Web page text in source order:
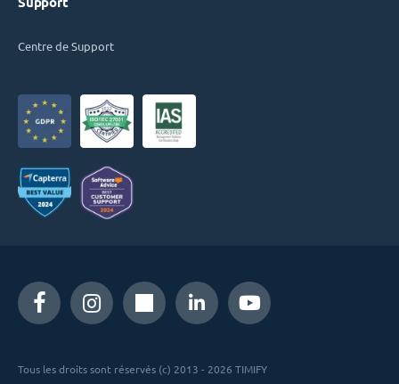
Centre de Support
Tous les droits sont réservés (c) 2013 - 2026 TIMIFY